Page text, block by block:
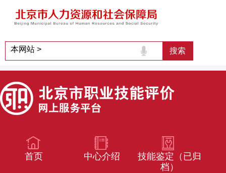
首页 中心介绍
技能鉴定（已归
档）